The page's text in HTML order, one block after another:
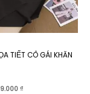
TIẾT CÔ GÁI KHĂN
₫